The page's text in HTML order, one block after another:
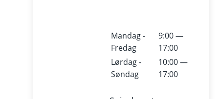
Mandag -
Fredag
9:00 —
17:00
Lørdag -
Søndag
10:00 —
17:00